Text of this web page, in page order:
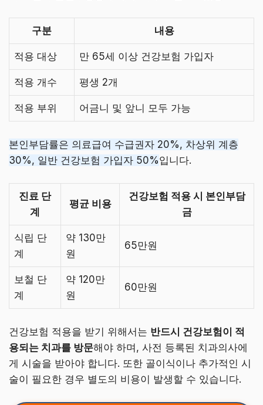
구분 내용
적용 대상 만 65세 이상 건강보험 가입자
적용 개수 평생 2개
적용 부위 어금니 및 앞니 모두 가능
본인부담률은 의료급여 수급권자 20%, 차상위 계층
30%, 일반 건강보험 가입자 50%입니다.
진료 단
계
평균 비용
건강보험 적용 시 본인부담
금
식립 단
계
약 130만
원
65만원
보철 단
계
약 120만
원
60만원
건강보험 적용을 받기 위해서는 반드시 건강보험이 적
용되는 치과를 방문해야 하며, 사전 등록된 치과의사에
게 시술을 받아야 합니다. 또한 골이식이나 추가적인 시
술이 필요한 경우 별도의 비용이 발생할 수 있습니다.